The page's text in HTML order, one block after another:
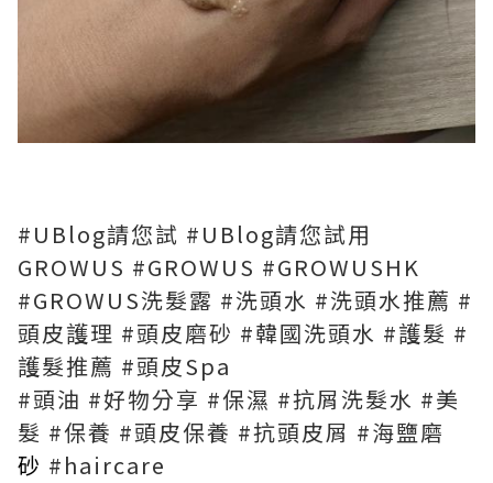
#UBlog請您試 #UBlog請您試用
GROWUS #GROWUS #GROWUSHK
#GROWUS洗髮露 #洗頭水 #洗頭水推薦 #
頭皮護理 #頭皮磨砂 #韓國洗頭水 #護髮 #
護髮推薦 #頭皮Spa
#頭油 #好物分享 #保濕 #抗屑洗髮水 #美
髮 #保養 #頭皮保養 #抗頭皮屑 #海鹽磨
砂 #haircare